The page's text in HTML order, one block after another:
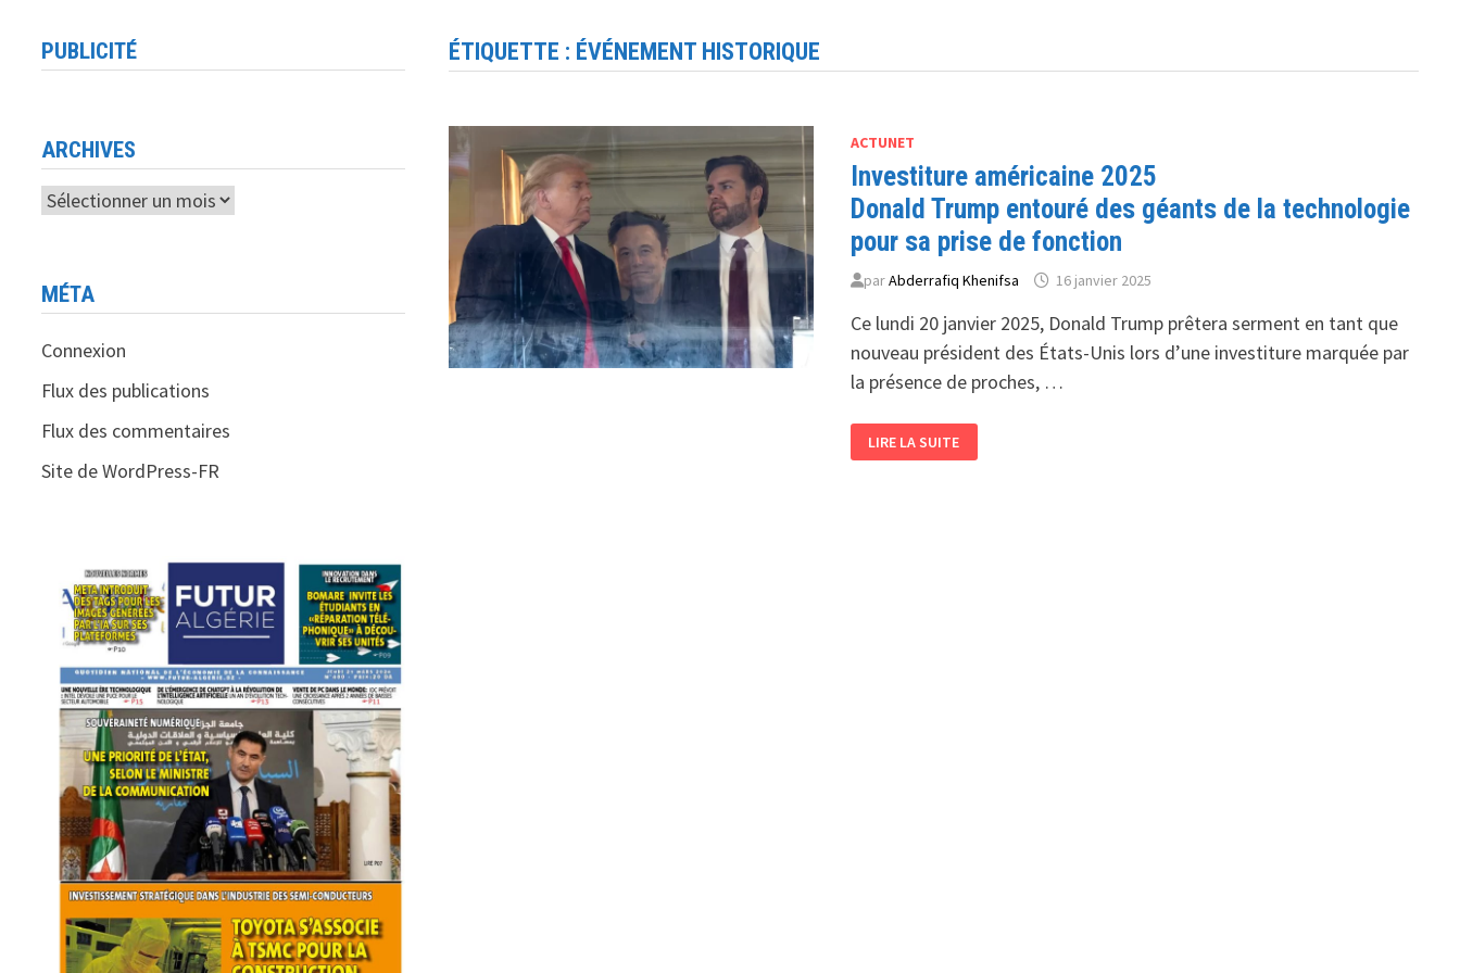
ÉTIQUETTE : ÉVÉNEMENT HISTORIQUE
ACTUNET
Investiture américaine 2025
Donald Trump entouré des géants de la technologie
pour sa prise de fonction
parAbderrafiq Khenifsa 16 janvier 2025
Ce lundi 20 janvier 2025, Donald Trump prêtera serment en tant que
nouveau président des États-Unis lors d’une investiture marquée par
la présence de proches, …
AMÉRICAINE
2025
LIRE LA SUITE
PUBLICITÉ
ARCHIVES
Archives
MÉTA
Connexion
Flux des publications
Flux des commentaires
Site de WordPress-FR